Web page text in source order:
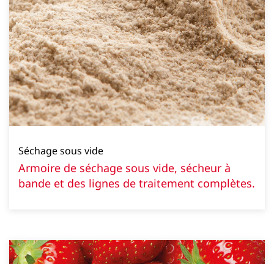
Séchage sous vide
Armoire de séchage sous vide, sécheur à
bande et des lignes de traitement complètes.